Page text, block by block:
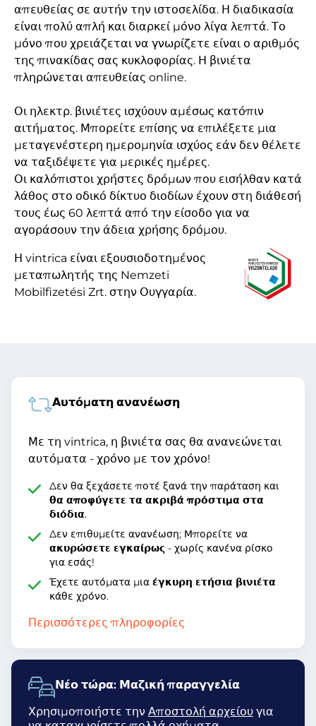
απευθείας σε αυτήν την ιστοσελίδα. Η διαδικασία
είναι πολύ απλή και διαρκεί μόνο λίγα λεπτά. Το
μόνο που χρειάζεται να γνωρίζετε είναι ο αριθμός
της πινακίδας σας κυκλοφορίας. Η βινιέτα
πληρώνεται απευθείας online.
Οι ηλεκτρ. βινιέτες ισχύουν αμέσως κατόπιν
αιτήματος. Μπορείτε επίσης να επιλέξετε μια
μεταγενέστερη ημερομηνία ισχύος εάν δεν θέλετε
να ταξιδέψετε για μερικές ημέρες.
Οι καλόπιστοι χρήστες δρόμων που εισήλθαν κατά
λάθος στο οδικό δίκτυο διοδίων έχουν στη διάθεσή
τους έως 60 λεπτά από την είσοδο για να
αγοράσουν την άδεια χρήσης δρόμου.
Η vintrica είναι εξουσιοδοτημένος
μεταπωλητής της Nemzeti
Mobilfizetési Zrt. στην Ουγγαρία.
Νέο τώρα: Μαζική παραγγελία
Χρησιμοποιήστε την Αποστολή αρχείου για
Αυτόματη ανανέωση
Με τη vintrica, η βινιέτα σας θα ανανεώνεται
αυτόματα - χρόνο με τον χρόνο!
Δεν θα ξεχάσετε ποτέ ξανά την παράταση και
θα αποφύγετε τα ακριβά πρόστιμα στα
διόδια.
Δεν επιθυμείτε ανανέωση; Μπορείτε να
ακυρώσετε εγκαίρως - χωρίς κανένα ρίσκο
για εσάς!
Έχετε αυτόματα μιαέγκυρη ετήσια βινιέτα
κάθε χρόνο.
Περισσότερες πληροφορίες